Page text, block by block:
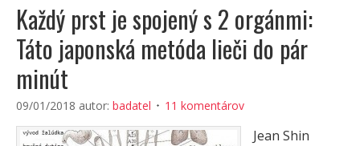
Každý prst je spojený s 2 orgánmi:
Táto japonská metóda lieči do pár
minút
09/01/2018 autor: badatel 11 komentárov
Jean Shin